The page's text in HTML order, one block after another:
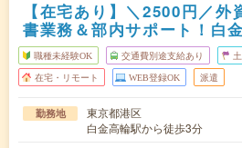
【在宅あり】＼2500円／
書業務＆部内サポート！白
職種未経験OK 交通費別途支給あり
在宅・リモート WEB登録OK 派遣
勤務地
東京都港区
白金高輪駅から徒歩3分